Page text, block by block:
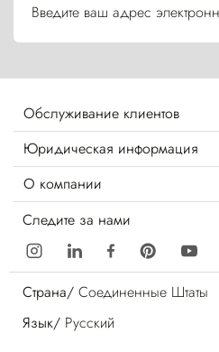
Введите ваш адрес
Обслуживание клиентов
Юридическая информация
О компании
Следите за нами
Страна/ Соединенные Штаты
Язык/ Русский